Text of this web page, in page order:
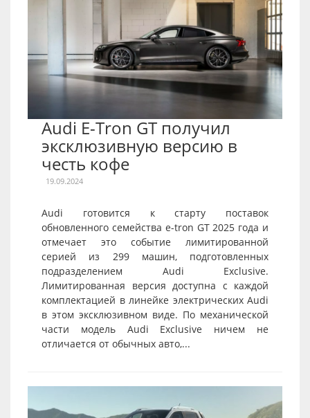
Audi E-Tron GT получил
эксклюзивную версию в
честь кофе
19.09.2024
Audi готовится к старту поставок
обновленного семейства e-tron GT 2025 года и
отмечает это событие лимитированной
серией из 299 машин, подготовленных
подразделением Audi Exclusive.
Лимитированная версия доступна с каждой
комплектацией в линейке электрических Audi
в этом эксклюзивном виде. По механической
части модель Audi Exclusive ничем не
отличается от обычных авто,...